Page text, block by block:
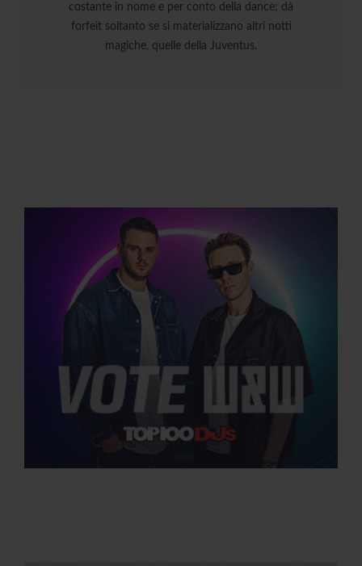
costante in nome e per conto della dance; dà
forfeit soltanto se si materializzano altri notti
magiche, quelle della Juventus.